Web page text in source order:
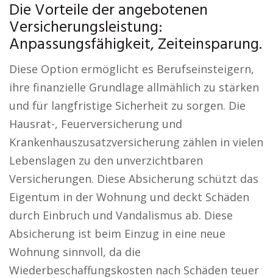
Die Vorteile der angebotenen
Versicherungsleistung:
Anpassungsfähigkeit, Zeiteinsparung.
Diese Option ermöglicht es Berufseinsteigern,
ihre finanzielle Grundlage allmählich zu stärken
und für langfristige Sicherheit zu sorgen. Die
Hausrat-, Feuerversicherung und
Krankenhauszusatzversicherung zählen in vielen
Lebenslagen zu den unverzichtbaren
Versicherungen. Diese Absicherung schützt das
Eigentum in der Wohnung und deckt Schäden
durch Einbruch und Vandalismus ab. Diese
Absicherung ist beim Einzug in eine neue
Wohnung sinnvoll, da die
Wiederbeschaffungskosten nach Schäden teuer